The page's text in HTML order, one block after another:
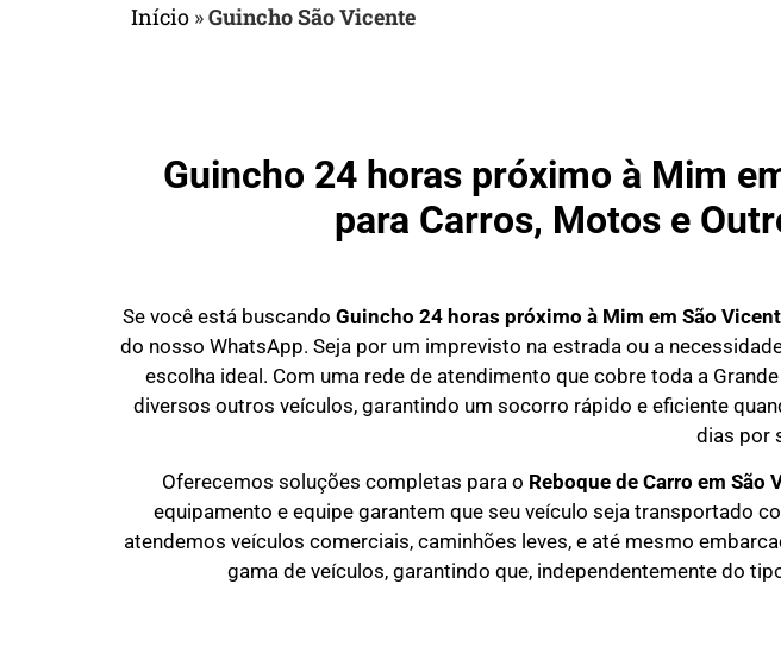
Início »Guincho São Vicente
Guincho 24 horas próximo à Mim
para Carros, Motos e
Se você está buscando Guincho 24 horas próximo à Mim em São
do nosso WhatsApp. Seja por um imprevisto na estrada ou a
escolha ideal. Com uma rede de atendimento que cobre toda a
diversos outros veículos, garantindo um socorro rápido e eficiente
dias por
Oferecemos soluções completas para o Reboque de Carro em São
equipamento e equipe garantem que seu veículo seja transportado
atendemos veículos comerciais, caminhões leves, e até mesmo
gama de veículos, garantindo que, independentemente do